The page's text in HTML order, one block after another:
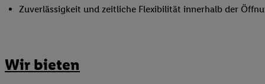
Zuverlässigkeit und zeitliche Flexibilität innerhalb der
Wir bieten
Speichern von und/